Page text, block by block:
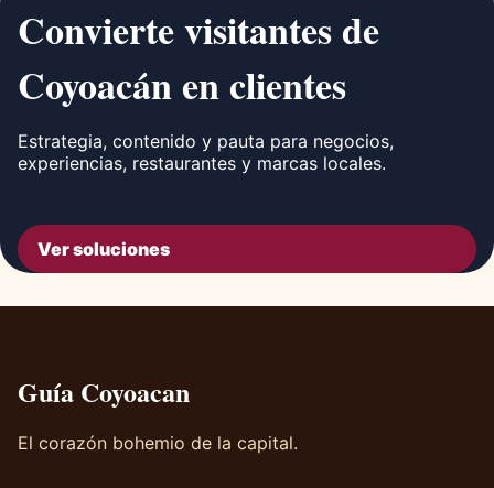
Convierte visitantes de
Coyoacán en clientes
Estrategia, contenido y pauta para negocios,
experiencias, restaurantes y marcas locales.
Ver soluciones
Guía Coyoacan
El corazón bohemio de la capital.